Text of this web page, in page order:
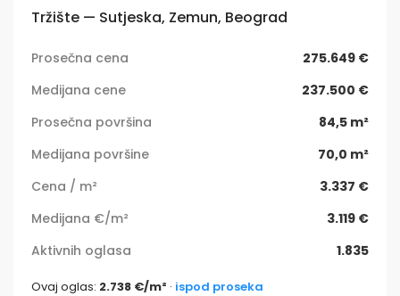
Tržište — Sutjeska, Zemun, Beograd
Prosečna cena
275.649 €
Medijana cene
237.500 €
Prosečna površina
84,5 m²
Medijana površine
70,0 m²
Cena / m²
3.337 €
Medijana €/m²
3.119 €
Aktivnih oglasa
1.835
Ovaj oglas: 2.738 €/m² · ispod proseka